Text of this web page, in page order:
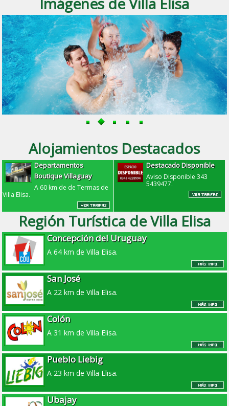
Alojamientos Destacados
Departamentos
Boutique Villaguay
A 60 km de de Termas de
Villa Elisa.
Destacado Disponible
Aviso Disponible 343
5439477.
Región Turística de Villa Elisa
Concepción del Uruguay
A 64 km de Villa Elisa.
San José
A 22 km de Villa Elisa.
Colón
A 31 km de Villa Elisa.
Pueblo Liebig
A 23 km de Villa Elisa.
Ubajay